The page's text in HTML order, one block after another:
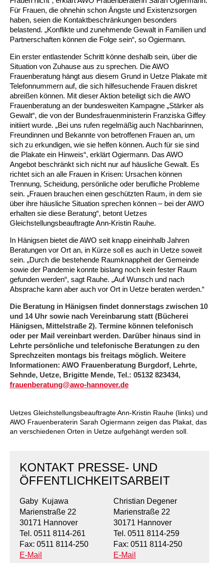
Ortsverein Arnum
Ortsverein Barsinghausen
Ortsverein Bennigsen
Ortsverein Bredenbeck
Ortsverein Godshorn
Ortsverein Garbsen
Ortsverein Fuhrberg
Ortsverein Berenbostel
Ortsverein Burgdorf
Ortsverein Burgdorf
Ortsverein Engelbostel-Schulenburg
Kindertagesstätte Freytagstraße
Kindertagesstätte Gehägestraße
Kindertagesstätte Gottfried-Keller-Straße /
Familienzentrum
Kindertagesstätte Große Pranke
Kindertagesstätte Herbartstraße
Kindertagesstätte Hiltrud-Grote-Weg
Krippe Höltystraße
Kindertagesstätte Ibykusweg / Familienzentrum
Kindertagesstätte Johannes-Lau-Hof
Kindertagesstätte Klaus-Müller-Kilian-Weg /
“Mäuseburg” / Familienzentrum
Kindertagesstätte König-Ludwig-Straße
Kindertagesstätte Langes Feld “Deisterspatzen”
Kindertagesstätte Moorlilienweg /
Familienzentrum
Kindertagesstätte Petermannstraße /
Familienzentrum
Kindertagesstätte Pfarrlandplatz
Krippe Schleswiger Straße
Kindertagesstätte Sylter Weg
Kindertagesstätte Voltmerstraße
Kindertagesstätte Wiehbergstraße
Kindertagesstätte Elmstraße / Familienzentrum
Kindertagesstätte Freudenthalstraße /
Kindertagesstätte Freytagstraße
Kindertagesstätte Gehägestraße
Kindertagesstätte Gorch-Fock-Straße
Kindertagesstätte Gottfried-Keller-Straße /
Familienzentrum
Kindertagesstätte Große Pranke
Kindertagesstätte Harenberger Straße
Kindertagesstätte Herbartstraße
Kindertagesstätte Hiltrud-Grote-Weg
Kindertagesstätte Ibykusweg / Familienzentrum
Kindertagesstätte Johannes-Lau-Hof
Kindertagesstätte Kapellenbrink /
Familienzentrum
Kindertagesstätte Klaus-Müller-Kilian-Weg /
“Mäuseburg” / Familienzentrum
Kindertagesstätte König-Ludwig-Straße
Kindertagesstätte Levester Straße
Kindertagesstätte Mühenkamp / Familienzentrum
Familienzentrum
Kindertagesstätte Pfarrlandplatz
Hör- und Sprachheilkindergarten Ratswiese
Kindertagesstätte Pfarrlandplatz
Kindertagesstätte Rosenbergstraße
Hort Salzmannstraße
Kindertagesstätte Schweriner Straße /
Familienzentrum
Außenstelle Hort Stenhusenstraße
Kindertagesstätte Sylter Weg
Kindertagesstätte Mühenkamp / Familienzentrum
Kindertagesstätte Petermannstraße /
Kindertagesstätte Schweriner Straße /
Familienzentrum
Life Kinetik
Yoga mit Baby
Yoga in der Schwangerschaft
Stretch und Relax
Fitness für Frauen
Online Pflege- und Seniorenberatung
Helfende Hände
Pflege und Wohnen
Beratungsangebote
Jugendwohnen im Stadtteil
Ältere Menschen
Behördenbegleitung und Formularausfüllhilfe
Mehrsprachige Beratung
Wegweiser Seniorenkompass
Infotelefon
Migration
Berufssprachkurse
Migrationsberatung für junge Menschen
Interkulturelle Beratung für ältere Menschen
Menschen mit Behinderungen
Für Frauen, die ohnehin schon Ängste und Existenzsorgen
haben, seien die Kontaktbeschränkungen besonders
belastend. „Konflikte und zunehmende Gewalt in Familien und
Partnerschaften können die Folge sein“, so Ogiermann.
Ein erster entlastender Schritt könne deshalb sein, über die
Situation von Zuhause aus zu sprechen. Die AWO
Frauenberatung hängt aus diesem Grund in Uetze Plakate mit
Telefonnummern auf, die sich hilfesuchende Frauen diskret
abreißen können. Mit dieser Aktion beteiligt sich die AWO
Frauenberatung an der bundesweiten Kampagne „Stärker als
Gewalt“, die von der Bundesfrauenministerin Franziska Giffey
initiiert wurde. „Bei uns rufen regelmäßig auch Nachbarinnen,
Freundinnen und Bekannte von betroffenen Frauen an, um
sich zu erkundigen, wie sie helfen können. Auch für sie sind
die Plakate ein Hinweis“, erklärt Ogiermann. Das AWO
Angebot beschränkt sich nicht nur auf häusliche Gewalt. Es
richtet sich an alle Frauen in Krisen: Ursachen können
Trennung, Scheidung, persönliche oder berufliche Probleme
sein. „Frauen brauchen einen geschützten Raum, in dem sie
über ihre häusliche Situation sprechen können – bei der AWO
erhalten sie diese Beratung“, betont Uetzes
Gleichstellungsbeauftragte Ann-Kristin Rauhe.
In Hänigsen bietet die AWO seit knapp eineinhalb Jahren
Beratungen vor Ort an, in Kürze soll es auch in Uetze soweit
sein. „Durch die bestehende Raumknappheit der Gemeinde
sowie der Pandemie konnte bislang noch kein fester Raum
gefunden werden“, sagt Rauhe. „Auf Wunsch und nach
Absprache kann aber auch vor Ort in Uetze beraten werden.“
Die Beratung in Hänigsen findet donnerstags zwischen 10
und 14 Uhr sowie nach Vereinbarung statt (Bücherei
Hänigsen, Mittelstraße 2). Termine können telefonisch
oder per Mail vereinbart werden. Darüber hinaus sind in
Lehrte persönliche und telefonische Beratungen zu den
Sprechzeiten montags bis freitags möglich. Weitere
Informationen: AWO Frauenberatung Burgdorf, Lehrte,
Sehnde, Uetze, Brigitte Mende, Tel.: 05132 823434,
frauenberatung@awo-hannover.de
Uetzes Gleichstellungsbeauftragte Ann-Kristin Rauhe (links) und
AWO Frauenberaterin Sarah Ogiermann zeigen das Plakat, das
an verschiedenen Orten in Uetze aufgehängt werden soll.
KONTAKT PRESSE- UND
ÖFFENTLICHKEITSARBEIT
Gaby Kujawa
Marienstraße 22
30171 Hannover
Tel. 0511 8114-261
Fax: 0511 8114-250
E-Mail
Christian Degener
Marienstraße 22
30171 Hannover
Tel. 0511 8114-259
Fax: 0511 8114-250
E-Mail